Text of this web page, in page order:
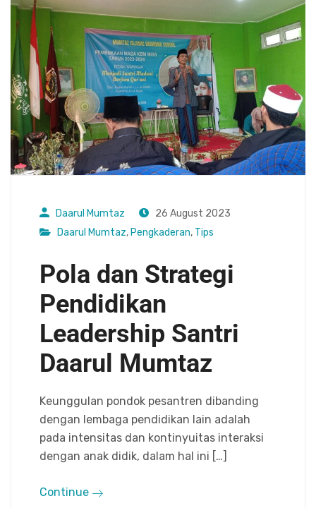
Daarul Mumtaz
26 August 2023
Daarul Mumtaz, Pengkaderan, Tips
Pola dan Strategi
Pendidikan
Leadership Santri
Daarul Mumtaz
Keunggulan pondok pesantren dibanding
dengan lembaga pendidikan lain adalah
pada intensitas dan kontinyuitas interaksi
dengan anak didik, dalam hal ini […]
Continue